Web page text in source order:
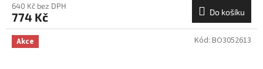
640 Kč bez DPH
774 Kč Do košíku
Akce Kód: BO3052613